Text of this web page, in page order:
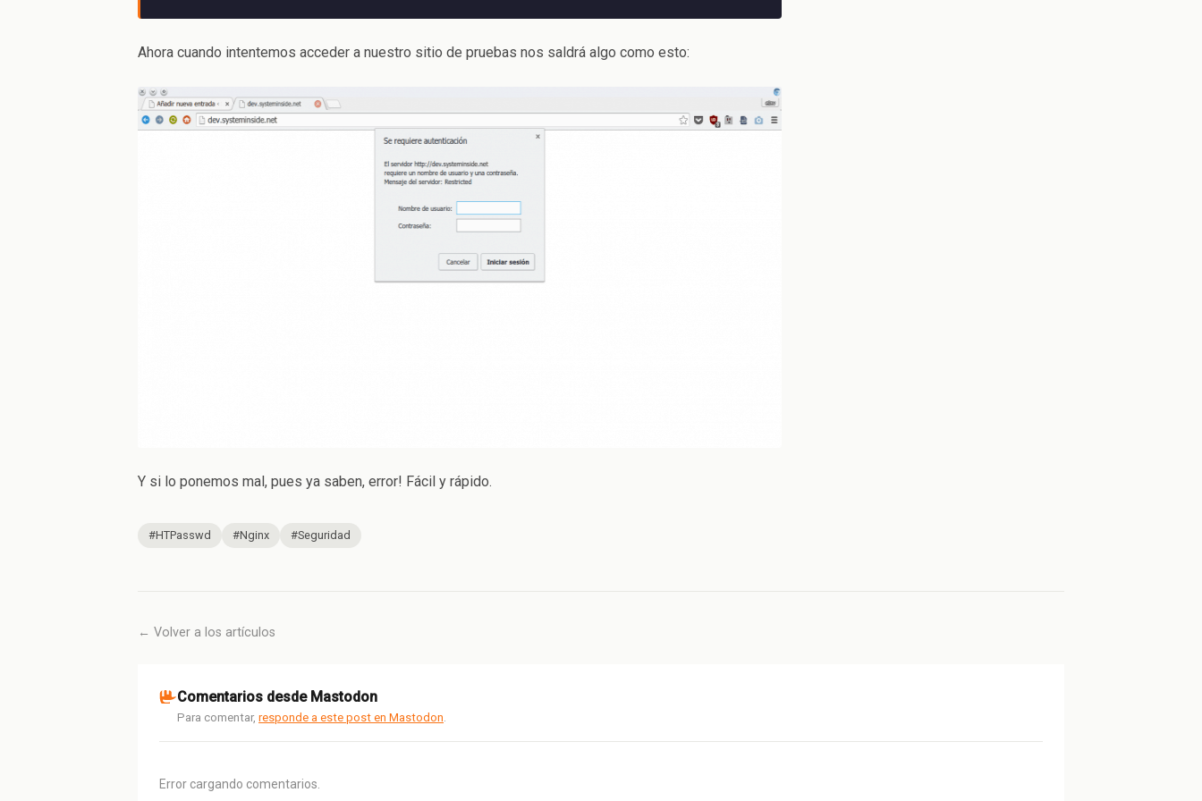
Ahora cuando intentemos acceder a nuestro sitio de pruebas nos saldrá algo como esto:
Y si lo ponemos mal, pues ya saben, error! Fácil y rápido.
#HTPasswd #Nginx #Seguridad
← Volver a los artículos
Comentarios desde Mastodon
Para comentar, responde a este post en Mastodon
Error cargando comentarios.